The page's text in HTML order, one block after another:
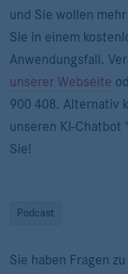
und Sie wollen
Sie in einem
Anwendungsfall.
unserer Webseite
900 408. Alternativ
unseren KI-Chatbot
Sie!
Podcast
Sie haben Fragen